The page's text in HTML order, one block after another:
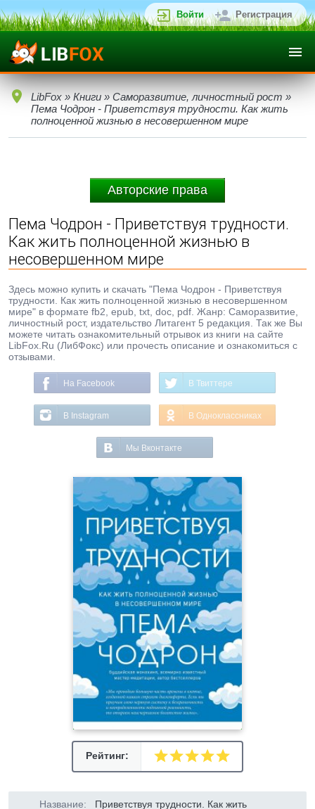
Войти Регистрация
LibFox » Книги » Саморазвитие, личностный рост »
Пема Чодрон - Приветствуя трудности. Как жить
полноценной жизнью в несовершенном мире
Авторские права
Пема Чодрон - Приветствуя трудности.
Как жить полноценной жизнью в
несовершенном мире
Здесь можно купить и скачать "Пема Чодрон - Приветствуя
трудности. Как жить полноценной жизнью в несовершенном
мире" в формате fb2, epub, txt, doc, pdf. Жанр: Саморазвитие,
личностный рост, издательство Литагент 5 редакция. Так же Вы
можете читать ознакомительный отрывок из книги на сайте
LibFox.Ru (ЛибФокс) или прочесть описание и ознакомиться с
отзывами.
На Facebook В Твиттере
В Instagram В Одноклассниках
Мы Вконтакте
Рейтинг:
Название:
Приветствуя трудности. Как жить